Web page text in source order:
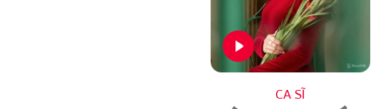
CA SĨ